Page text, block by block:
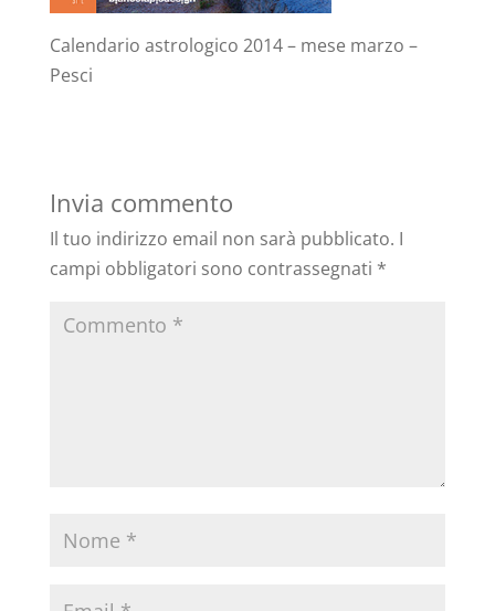
Calendario astrologico 2014 – mese marzo –
Pesci
Invia commento
Il tuo indirizzo email non sarà pubblicato. I
campi obbligatori sono contrassegnati *